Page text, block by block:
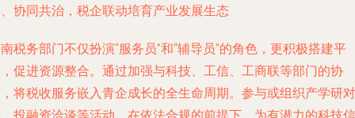
协同共治，税企联动培育产业发展生态
税务部门不仅扮演“服务员”和“辅导员”的角色，更积极搭建平
促进资源整合。通过加强与科技、工信、工商联等部门的协
将税收服务嵌入青企成长的全生命周期。参与或组织产学研对